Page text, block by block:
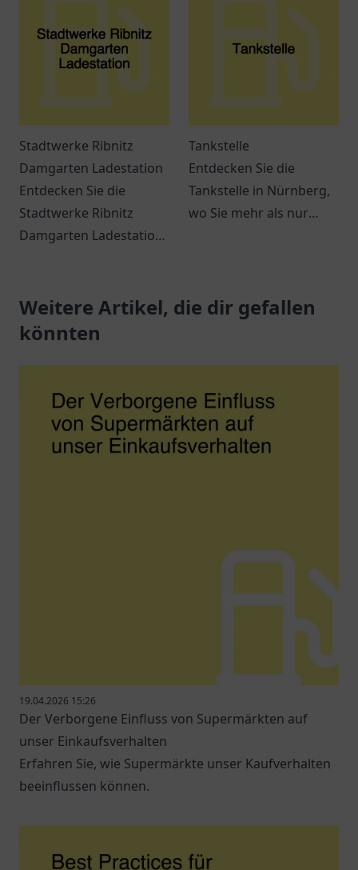
großartigen
Lademöglichkeiten.
Stadtwerke Ribnitz
Damgarten Ladestation
Entdecken Sie die
Stadtwerke Ribnitz
Damgarten Ladestation
Ladestation für
Elektrofahrzeuge in
Tankstelle
Entdecken Sie die
Tankstelle in Nürnberg,
wo Sie mehr als nur
erwarten Sie.
Weitere Artikel, die dir gefallen
könnten
19.04.2026 15:26
Der Verborgene Einfluss von Supermärkten auf
unser Einkaufsverhalten
Erfahren Sie, wie Supermärkte unser Kaufverhalten
beeinflussen können.